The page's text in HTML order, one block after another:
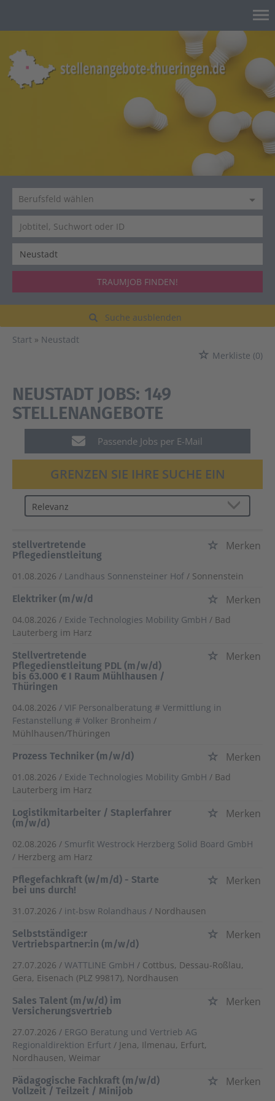
TRAUMJOB FINDEN!
Suche ausblenden
Start
Neustadt
Merkliste (0)
NEUSTADT JOBS: 149
STELLENANGEBOTE
Passende Jobs per E-Mail
GRENZEN SIE IHRE SUCHE EIN
stellvertretende
Pflegedienstleitung
Merken
01.08.2026 / Landhaus Sonnensteiner Hof / Sonnenstein
Elektriker (m/w/d
Merken
04.08.2026 / Exide Technologies Mobility GmbH / Bad
Lauterberg im Harz
Stellvertretende
Pflegedienstleitung PDL (m/w/d)
bis 63.000 € I Raum Mühlhausen /
Thüringen
Merken
04.08.2026 / VIF Personalberatung # Vermittlung in
Festanstellung # Volker Bronheim /
Mühlhausen/Thüringen
Prozess Techniker (m/w/d)
Merken
01.08.2026 / Exide Technologies Mobility GmbH / Bad
Lauterberg im Harz
Logistikmitarbeiter / Staplerfahrer
(m/w/d)
Merken
02.08.2026 / Smurfit Westrock Herzberg Solid Board GmbH
/ Herzberg am Harz
Pflegefachkraft (w/m/d) - Starte
bei uns durch!
Merken
31.07.2026 / int-bsw Rolandhaus / Nordhausen
Selbstständige:r
Vertriebspartner:in (m/w/d)
Merken
27.07.2026 / WATTLINE GmbH / Cottbus, Dessau-Roßlau,
Gera, Eisenach (PLZ 99817), Nordhausen
Sales Talent (m/w/d) im
Versicherungsvertrieb
Merken
27.07.2026 / ERGO Beratung und Vertrieb AG
Regionaldirektion Erfurt / Jena, Ilmenau, Erfurt,
Nordhausen, Weimar
Pädagogische Fachkraft (m/w/d)
Vollzeit / Teilzeit / Minijob
Merken